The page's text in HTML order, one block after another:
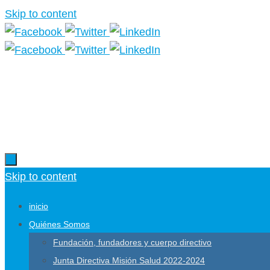
Skip to content
Skip to content
inicio
Quiénes Somos
Fundación, fundadores y cuerpo directivo
Junta Directiva Misión Salud 2022-2024